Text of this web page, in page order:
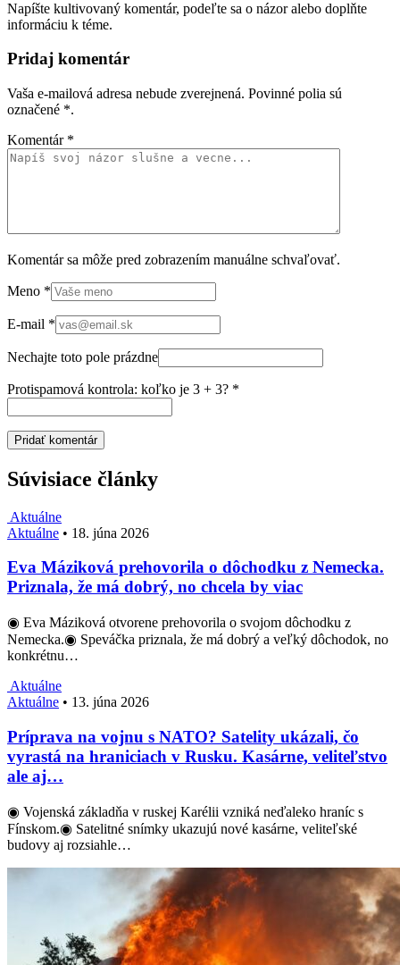
Napíšte kultivovaný komentár, podeľte sa o názor alebo doplňte
informáciu k téme.
Pridaj komentár
Vaša e-mailová adresa nebude zverejnená. Povinné polia sú
označené *.
Komentár *
Komentár sa môže pred zobrazením manuálne schvaľovať.
Meno *
E-mail *
Nechajte toto pole prázdne
Protispamová kontrola: koľko je 3 + 3? *
Súvisiace články
Aktuálne
Aktuálne • 18. júna 2026
Eva Máziková prehovorila o dôchodku z Nemecka.
Priznala, že má dobrý, no chcela by viac
◉ Eva Máziková otvorene prehovorila o svojom dôchodku z
Nemecka.◉ Speváčka priznala, že má dobrý a veľký dôchodok, no
konkrétnu…
Aktuálne
Aktuálne • 13. júna 2026
Príprava na vojnu s NATO? Satelity ukázali, čo
vyrastá na hraniciach v Rusku. Kasárne, veliteľstvo
ale aj…
◉ Vojenská základňa v ruskej Karélii vzniká neďaleko hraníc s
Fínskom.◉ Satelitné snímky ukazujú nové kasárne, veliteľské
budovy aj rozsiahle…